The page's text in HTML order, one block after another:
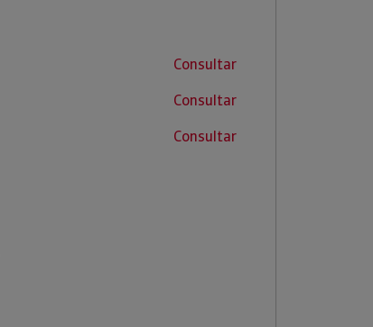
Consultar
Consultar
Consultar